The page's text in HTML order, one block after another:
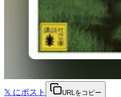
𝕏 にポスト URLをコピー